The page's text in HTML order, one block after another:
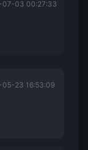
07-03 00:27:33
05-23 16:53:09